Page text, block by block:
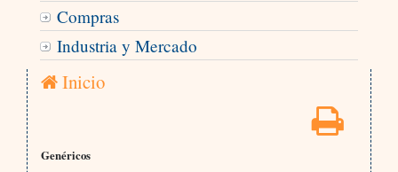
Compras
Industria y Mercado
Inicio
Genéricos